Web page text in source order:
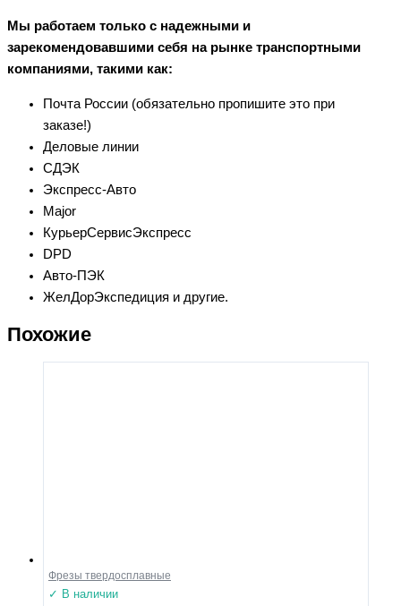
Мы работаем только с надежными и
зарекомендовавшими себя на рынке транспортными
компаниями, такими как:
Почта России (обязательно пропишите это при
заказе!)
Деловые линии
СДЭК
Экспресс-Авто
Major
КурьерСервисЭкспресс
DPD
Авто-ПЭК
ЖелДорЭкспедиция и другие.
Похожие
Фрезы твердосплавные
✓ В наличии